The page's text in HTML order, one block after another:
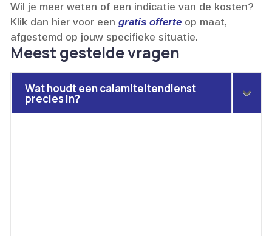
Wil je meer weten of een indicatie van de kosten?
Klik dan hier voor eengratis offerte op maat,
afgestemd op jouw specifieke situatie.​
Meest gestelde vragen
Wat houdt een calamiteitendienst
precies in?